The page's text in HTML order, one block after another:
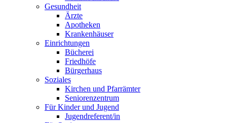
Gesundheit
Ärzte
Apotheken
Krankenhäuser
Einrichtungen
Bücherei
Friedhöfe
Bürgerhaus
Soziales
Kirchen und Pfarrämter
Seniorenzentrum
Für Kinder und Jugend
Jugendreferent/in